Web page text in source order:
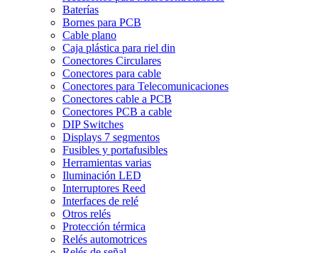
Baterías
Bornes para PCB
Cable plano
Caja plástica para riel din
Conectores Circulares
Conectores para cable
Conectores para Telecomunicaciones
Conectores cable a PCB
Conectores PCB a cable
DIP Switches
Displays 7 segmentos
Fusibles y portafusibles
Herramientas varias
Iluminación LED
Interruptores Reed
Interfaces de relé
Otros relés
Protección térmica
Relés automotrices